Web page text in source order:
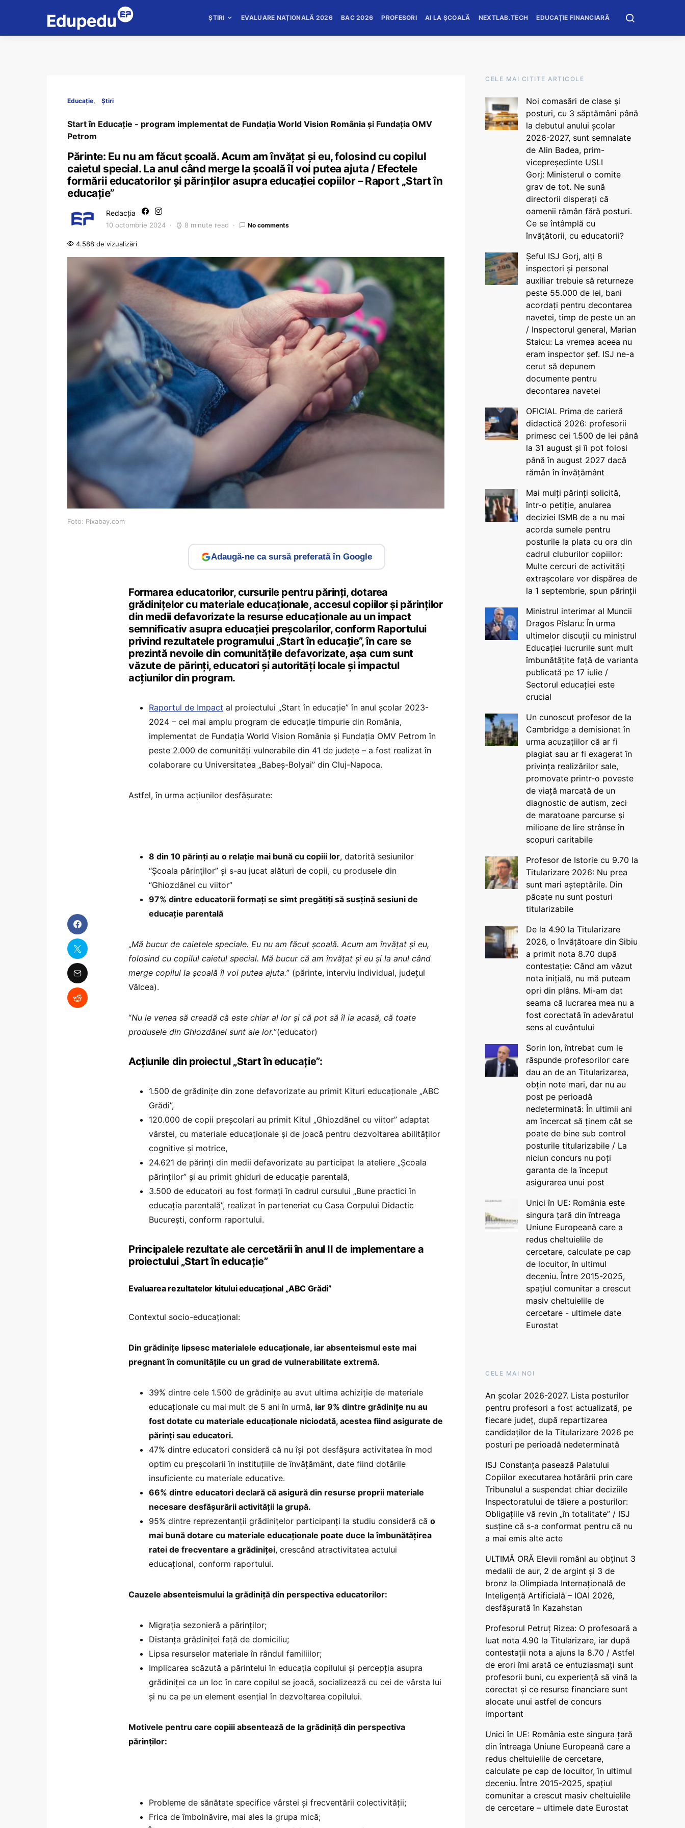
ȘTIRI EVALUARE NAȚIONALĂ 2026 BAC 2026 PROFESORI AI LA ȘCOALĂ NEXTLAB.TECH EDUCAȚIE FINANCIARĂ
Educație Știri
Start în Educație - program implementat de Fundația World Vision România și Fundația OMV
Petrom
Părinte: Eu nu am făcut școală. Acum am învățat și eu, folosind cu copilul
caietul special. La anul când merge la școală îl voi putea ajuta / Efectele
formării educatorilor și părinților asupra educației copiilor – Raport „Start în
educație”
Redacția
10 octombrie 2024 8 minute read No comments
4.588 de vizualizări
Foto: Pixabay.com
Adaugă-ne ca sursă preferată în Google
Formarea educatorilor, cursurile pentru părinți, dotarea
grădinițelor cu materiale educaționale, accesul copiilor și părinților
din medii defavorizate la resurse educaționale au un impact
semnificativ asupra educației preșcolarilor, conform Raportului
privind rezultatele programului „Start în educație”, în care se
prezintă nevoile din comunitățile defavorizate, așa cum sunt
văzute de părinți, educatori și autorități locale și impactul
acțiunilor din program.
Raportul de Impact al proiectului „Start în educație” în anul școlar 2023-
2024 – cel mai amplu program de educație timpurie din România,
implementat de Fundația World Vision România și Fundația OMV Petrom în
peste 2.000 de comunități vulnerabile din 41 de județe – a fost realizat în
colaborare cu Universitatea „Babeș-Bolyai” din Cluj-Napoca.
Astfel, în urma acțiunilor desfășurate:
8 din 10 părinți au o relație mai bună cu copiii lor, datorită sesiunilor
“Școala părinților” și s-au jucat alături de copii, cu produsele din
“Ghiozdănel cu viitor”
97% dintre educatorii formați se simt pregătiți să susțină sesiuni de
educație parentală
„Mă bucur de caietele speciale. Eu nu am făcut școală. Acum am învățat și eu,
folosind cu copilul caietul special. Mă bucur că am învățat și eu și la anul când
merge copilul la școală îl voi putea ajuta.” (părinte, interviu individual, județul
Vâlcea).
“Nu le venea să creadă că este chiar al lor și că pot să îl ia acasă, că toate
produsele din Ghiozdănel sunt ale lor.”(educator)
Acțiunile din proiectul „Start în educație”:
1.500 de grădinițe din zone defavorizate au primit Kituri educaționale „ABC
Grădi”,
120.000 de copii preșcolari au primit Kitul „Ghiozdănel cu viitor” adaptat
vârstei, cu materiale educaționale și de joacă pentru dezvoltarea abilităților
cognitive și motrice,
24.621 de părinți din medii defavorizate au participat la ateliere „Școala
părinților” și au primit ghiduri de educație parentală,
3.500 de educatori au fost formați în cadrul cursului „Bune practici în
educația parentală”, realizat în parteneriat cu Casa Corpului Didactic
București, conform raportului.
Principalele rezultate ale cercetării în anul II de implementare a
proiectului „Start în educație”
Evaluarea rezultatelor kitului educațional „ABC Grădi”
Contextul socio-educațional:
Din grădinițe lipsesc materialele educaționale, iar absenteismul este mai
pregnant în comunitățile cu un grad de vulnerabilitate extremă.
39% dintre cele 1.500 de grădinițe au avut ultima achiziție de materiale
educaționale cu mai mult de 5 ani în urmă, iar 9% dintre grădinițe nu au
fost dotate cu materiale educaționale niciodată, acestea fiind asigurate de
părinți sau educatori.
47% dintre educatori consideră că nu își pot desfășura activitatea în mod
optim cu preșcolarii în instituțiile de învățământ, date fiind dotările
insuficiente cu materiale educative.
66% dintre educatori declară că asigură din resurse proprii materiale
necesare desfășurării activității la grupă.
95% dintre reprezentanții grădinițelor participanți la studiu consideră că o
mai bună dotare cu materiale educaționale poate duce la îmbunătățirea
ratei de frecventare a grădiniței, crescând atractivitatea actului
educațional, conform raportului.
Cauzele absenteismului la grădiniță din perspectiva educatorilor:
Migrația sezonieră a părinților;
Distanța grădiniței față de domiciliu;
Lipsa resurselor materiale în rândul familiilor;
Implicarea scăzută a părintelui în educația copilului și percepția asupra
grădiniței ca un loc în care copilul se joacă, socializează cu cei de vârsta lui
și nu ca pe un element esențial în dezvoltarea copilului.
Motivele pentru care copiii absentează de la grădiniță din perspectiva
părinților:
Probleme de sănătate specifice vârstei și frecventării colectivității;
Frica de îmbolnăvire, mai ales la grupa mică;
CELE MAI CITITE ARTICOLE
Noi comasări de clase și
posturi, cu 3 săptămâni până
la debutul anului școlar
2026-2027, sunt semnalate
de Alin Badea, prim-
vicepreședinte USLI
Gorj: Ministerul o comite
grav de tot. Ne sună
directorii disperați că
oamenii rămân fără posturi.
Ce se întâmplă cu
învățătorii, cu educatorii?
Șeful ISJ Gorj, alți 8
inspectori și personal
auxiliar trebuie să returneze
peste 55.000 de lei, bani
acordați pentru decontarea
navetei, timp de peste un an
/ Inspectorul general, Marian
Staicu: La vremea aceea nu
eram inspector șef. ISJ ne-a
cerut să depunem
documente pentru
decontarea navetei
OFICIAL Prima de carieră
didactică 2026: profesorii
primesc cei 1.500 de lei până
la 31 august și îi pot folosi
până în august 2027 dacă
rămân în învățământ
Mai mulți părinți solicită,
într-o petiție, anularea
deciziei ISMB de a nu mai
acorda sumele pentru
posturile la plata cu ora din
cadrul cluburilor copiilor:
Multe cercuri de activități
extrașcolare vor dispărea de
la 1 septembrie, spun părinții
Ministrul interimar al Muncii
Dragos Pîslaru: În urma
ultimelor discuții cu ministrul
Educației lucrurile sunt mult
îmbunătățite față de varianta
publicată pe 17 iulie /
Sectorul educației este
crucial
Un cunoscut profesor de la
Cambridge a demisionat în
urma acuzațiilor că ar fi
plagiat sau ar fi exagerat în
privința realizărilor sale,
promovate printr-o poveste
de viață marcată de un
diagnostic de autism, zeci
de maratoane parcurse și
milioane de lire strânse în
scopuri caritabile
Profesor de Istorie cu 9.70 la
Titularizare 2026: Nu prea
sunt mari așteptările. Din
păcate nu sunt posturi
titularizabile
De la 4.90 la Titularizare
2026, o învățătoare din Sibiu
a primit nota 8.70 după
contestație: Când am văzut
nota inițială, nu mă puteam
opri din plâns. Mi-am dat
seama că lucrarea mea nu a
fost corectată în adevăratul
sens al cuvântului
Sorin Ion, întrebat cum le
răspunde profesorilor care
dau an de an Titularizarea,
obțin note mari, dar nu au
post pe perioadă
nedeterminată: În ultimii ani
am încercat să ținem cât se
poate de bine sub control
posturile titularizabile / La
niciun concurs nu poți
garanta de la început
asigurarea unui post
Unici în UE: România este
singura țară din întreaga
Uniune Europeană care a
redus cheltuielile de
cercetare, calculate pe cap
de locuitor, în ultimul
deceniu. Între 2015-2025,
spațiul comunitar a crescut
masiv cheltuielile de
cercetare - ultimele date
Eurostat
CELE MAI NOI
An școlar 2026-2027. Lista posturilor
pentru profesori a fost actualizată, pe
fiecare județ, după repartizarea
candidaților de la Titularizare 2026 pe
posturi pe perioadă nedeterminată
ISJ Constanța pasează Palatului
Copiilor executarea hotărârii prin care
Tribunalul a suspendat chiar deciziile
Inspectoratului de tăiere a posturilor:
Obligațiile vă revin „în totalitate” / ISJ
susține că s-a conformat pentru că nu
a mai emis alte acte
ULTIMĂ ORĂ Elevii români au obținut 3
medalii de aur, 2 de argint și 3 de
bronz la Olimpiada Internațională de
Inteligență Artificială – IOAI 2026,
desfășurată în Kazahstan
Profesorul Petruț Rizea: O profesoară a
luat nota 4.90 la Titularizare, iar după
contestații nota a ajuns la 8.70 / Astfel
de erori îmi arată ce entuziasmați sunt
profesorii buni, cu experiență să vină la
corectat și ce resurse financiare sunt
alocate unui astfel de concurs
important
Unici în UE: România este singura țară
din întreaga Uniune Europeană care a
redus cheltuielile de cercetare,
calculate pe cap de locuitor, în ultimul
deceniu. Între 2015-2025, spațiul
comunitar a crescut masiv cheltuielile
de cercetare – ultimele date Eurostat